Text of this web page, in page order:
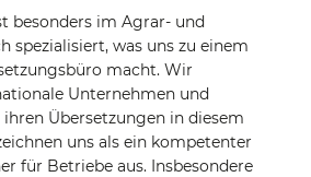
besonders im Agrar- und
spezialisiert, was uns zu einem
macht. Wir
Unternehmen und
Übersetzungen in diesem
uns als ein kompetenter
für Betriebe aus. Insbesondere